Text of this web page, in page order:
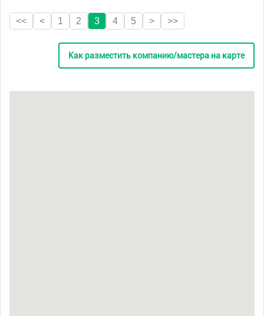
<< < 1 2 3 4 5 > >>
Как разместить компанию/мастера на карте